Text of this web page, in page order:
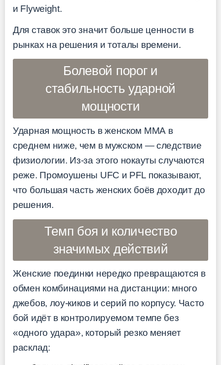
и Flyweight.
Для ставок это значит больше ценности в
рынках на решения и тоталы времени.
Болевой порог и
стабильность ударной
мощности
Ударная мощность в женском ММА в
среднем ниже, чем в мужском — следствие
физиологии. Из-за этого нокауты случаются
реже. Промоушены UFC и PFL показывают,
что большая часть женских боёв доходит до
решения.
Темп боя и количество
значимых действий
Женские поединки нередко превращаются в
обмен комбинациями на дистанции: много
джебов, лоу-киков и серий по корпусу. Часто
бой идёт в контролируемом темпе без
«одного удара», который резко меняет
расклад: